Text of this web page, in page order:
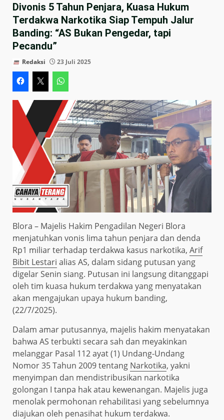
Divonis 5 Tahun Penjara, Kuasa Hukum
Terdakwa Narkotika Siap Tempuh Jalur
Banding: “AS Bukan Pengedar, tapi
Pecandu”
Redaksi 23 Juli 2025
Blora – Majelis Hakim Pengadilan Negeri Blora
menjatuhkan vonis lima tahun penjara dan denda
Rp1 miliar terhadap terdakwa kasus narkotika, Arif
Bibit Lestari alias AS, dalam sidang putusan yang
digelar Senin siang. Putusan ini langsung ditanggapi
oleh tim kuasa hukum terdakwa yang menyatakan
akan mengajukan upaya hukum banding,
(22/7/2025).
Dalam amar putusannya, majelis hakim menyatakan
bahwa AS terbukti secara sah dan meyakinkan
melanggar Pasal 112 ayat (1) Undang-Undang
Nomor 35 Tahun 2009 tentang Narkotika, yakni
menyimpan dan mendistribusikan narkotika
golongan I tanpa hak atau kewenangan. Majelis juga
menolak permohonan rehabilitasi yang sebelumnya
diajukan oleh penasihat hukum terdakwa.